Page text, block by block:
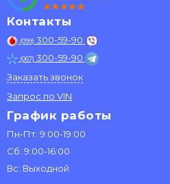
Контакты
(099) 300-59-90
(067) 300-59-90
Заказать звонок
Запрос по VIN
График работы
Пн-Пт: 9:00-19:00
Сб: 9:00-16:00
Вс: Выходной